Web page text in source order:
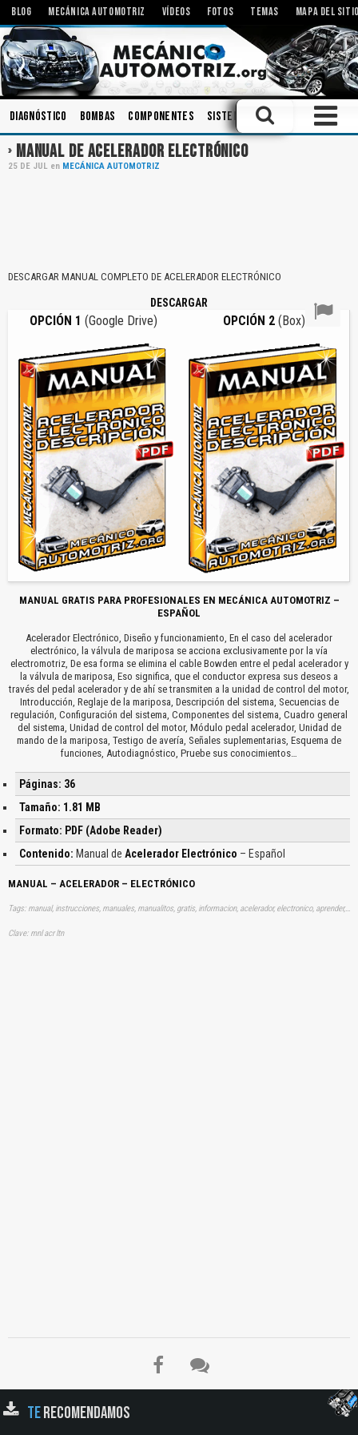
BLOG MECÁNICA AUTOMOTRIZ VÍDEOS FOTOS TEMAS MAPA DEL
Diagnóstico Bombas Componentes Sistemas de Audio
MANUAL DE ACELERADOR ELECTRÓNICO
25 DE JUL en MECÁNICA AUTOMOTRIZ
DESCARGAR MANUAL COMPLETO DE ACELERADOR ELECTRÓNICO
DESCARGAR
OPCIÓN 1 (Google Drive) OPCIÓN 2(Box)
MANUAL GRATIS PARA PROFESIONALES EN MECÁNICA AUTOMOTRIZ –
ESPAÑOL
Acelerador Electrónico, Diseño y funcionamiento, En el caso del acelerador
electrónico, la válvula de mariposa se acciona exclusivamente por la vía
electromotriz, De esa forma se elimina el cable Bowden entre el pedal acelerador y
la válvula de mariposa, Eso significa, que el conductor expresa sus deseos a
través del pedal acelerador y de ahí se transmiten a la unidad de control del motor,
Introducción, Reglaje de la mariposa, Descripción del sistema, Secuencias de
regulación, Configuración del sistema, Componentes del sistema, Cuadro general
del sistema, Unidad de control del motor, Módulo pedal acelerador, Unidad de
mando de la mariposa, Testigo de avería, Señales suplementarias, Esquema de
funciones, Autodiagnóstico, Pruebe sus conocimientos…
Páginas: 36
Tamaño: 1.81 MB
Formato: PDF (Adobe Reader)
Contenido: Manual de Acelerador Electrónico – Español
MANUAL – ACELERADOR – ELECTRÓNICO
Tags: manual, instrucciones, manuales, manualitos, gratis, informacion, acelerador, electronico, aprender, descargas
Clave: mnl acr ltn
TERECOMENDAMOS